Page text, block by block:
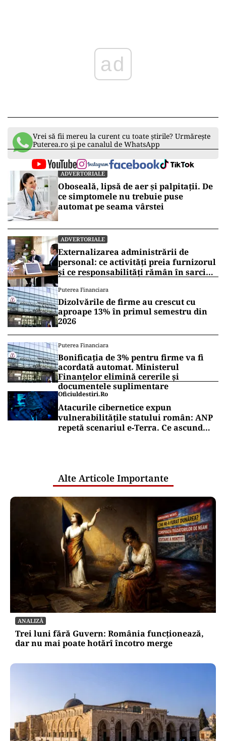
ad
Vrei să fii mereu la curent cu toate știrile? Urmărește
Puterea.ro și pe canalul de WhatsApp
ADVERTORIALE
Oboseală, lipsă de aer și palpitații. De
ce simptomele nu trebuie puse
automat pe seama vârstei
ADVERTORIALE
Externalizarea administrării de
personal: ce activități preia furnizorul
și ce responsabilități rămân în sarcina
Puterea Financiara
Dizolvările de firme au crescut cu
aproape 13% în primul semestru din
2026
Puterea Financiara
Bonificația de 3% pentru firme va fi
acordată automat. Ministerul
Finanțelor elimină cererile și
documentele suplimentare
Oficiuldestiri.ro
Atacurile cibernetice expun
vulnerabilitățile statului român: ANP
repetă scenariul e‑Terra. Ce ascund
Alte Articole Importante
ANALIZĂ
Trei luni fără Guvern: România funcționează,
dar nu mai poate hotărî încotro merge